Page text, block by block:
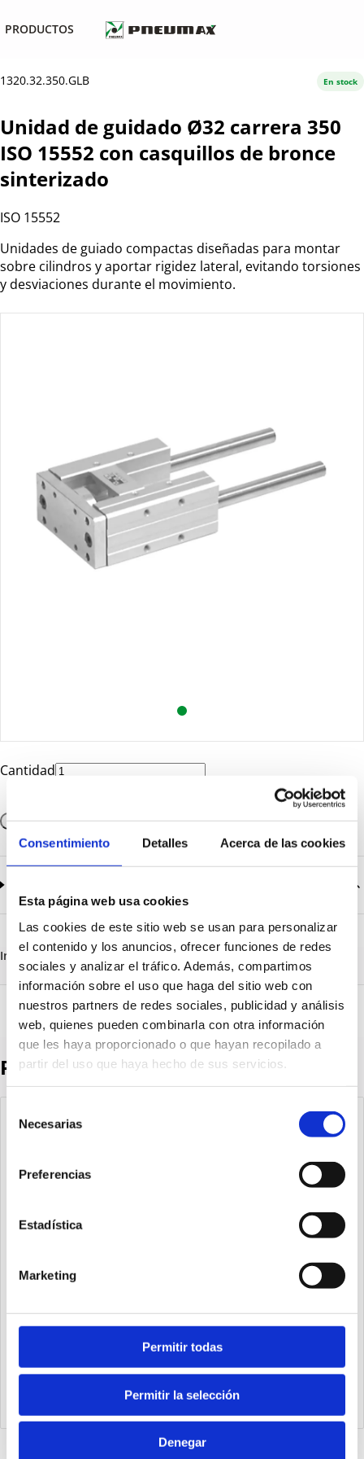
Consentimiento Detalles Acerca de las cookies
Esta página web usa cookies
Las cookies de este sitio web se usan para personalizar
el contenido y los anuncios, ofrecer funciones de redes
sociales y analizar el tráfico. Además, compartimos
información sobre el uso que haga del sitio web con
nuestros partners de redes sociales, publicidad y análisis
web, quienes pueden combinarla con otra información
que les haya proporcionado o que hayan recopilado a
partir del uso que haya hecho de sus servicios.
Necesarias
Preferencias
Estadística
Marketing
Permitir todas
Permitir la selección
Denegar
PRODUCTOS
1320.32.350.GLB
Unidad de guidado Ø32 carrera 350
ISO 15552 con casquillos de bronce
sinterizado
ISO 15552
Unidades de guiado compactas diseñadas para montar
sobre cilindros y aportar rigidez lateral, evitando torsiones
y desviaciones durante el movimiento.
En stock
Cantidad
Añadir a la cesta
CatalogoGeneral-EN.pdf
Descargar
Serie_1260_1320.pdf
Descargar
Información destacadaDetalles técnicos Vista 3D
Productos destacados
1393.63.400.01
Cilindro steel line Ø63 carrera 400 versión base magnético,
juntas PUR y doble efecto